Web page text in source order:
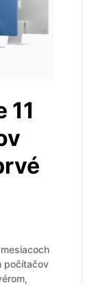
11
počítačov